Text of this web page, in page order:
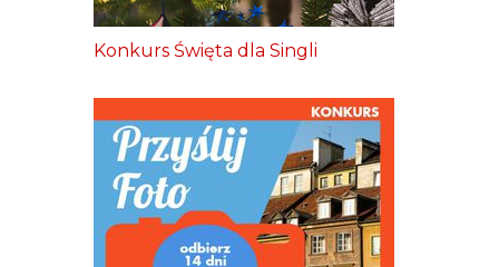
Konkurs Święta dla Singli